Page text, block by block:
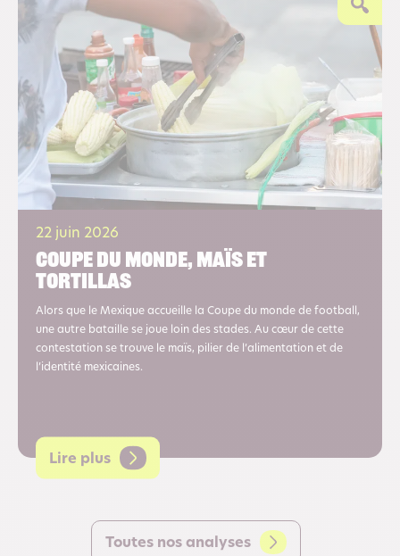
22 juin 2026
Coupe du monde, maïs et
tortillas
Alors que le Mexique accueille la Coupe du monde de football,
une autre bataille se joue loin des stades. Au cœur de cette
contestation se trouve le maïs, pilier de l’alimentation et de
l’identité mexicaines.
Lire plus
Toutes nos analyses